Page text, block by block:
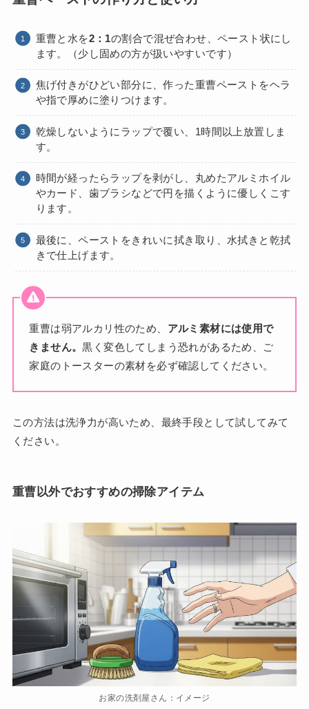
重曹と水を2：1の割合で混ぜ合わせ、ペースト状にし
ます。（少し固めの方が扱いやすいです）
焦げ付きがひどい部分に、作った重曹ペーストをヘラ
や指で厚めに塗りつけます。
乾燥しないようにラップで覆い、1時間以上放置しま
す。
時間が経ったらラップを剥がし、丸めたアルミホイル
やカード、歯ブラシなどで円を描くように優しくこす
ります。
最後に、ペーストをきれいに拭き取り、水拭きと乾拭
きで仕上げます。
重曹は弱アルカリ性のため、 アルミ素材には使用で
きません。黒く変色してしまう恐れがあるため、ご
家庭のトースターの素材を必ず確認してください。
この方法は洗浄力が高いため、最終手段として試してみて
ください。
重曹以外でおすすめの掃除アイテム
お家の洗剤屋さん：イメージ